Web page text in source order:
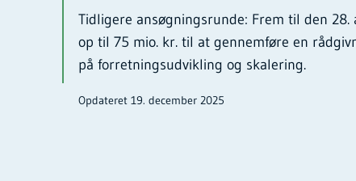
Tidligere ansøgningsrunde: Frem til den
op til 75 mio. kr. til at gennemføre en
på forretningsudvikling og skalering.
Opdateret 19. december 2025